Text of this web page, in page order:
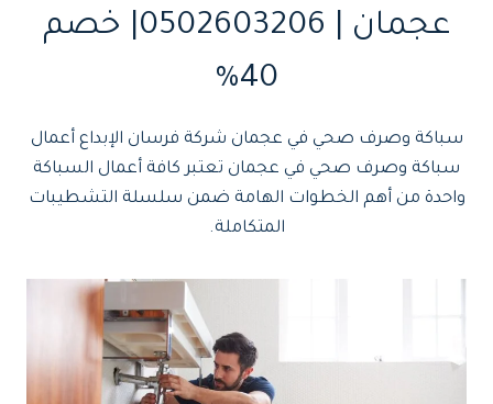
عجمان | 0502603206| خصم
40%
سباكة وصرف صحي في عجمان شركة فرسان الإبداع أعمال
سباكة وصرف صحي في عجمان تعتبر كافة أعمال السباكة
واحدة من أهم الخطوات الهامة ضمن سلسلة التشطيبات
المتكاملة.